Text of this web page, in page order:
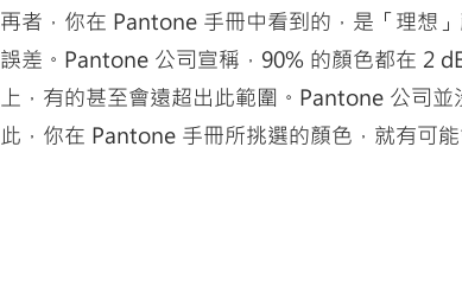
再者，你在 Pantone 手冊中看到的，是「理想
誤差。Pantone 公司宣稱，90% 的顏色都在 2
上，有的甚至會遠超出此範圍。Pantone 公司
此，你在 Pantone 手冊所挑選的顏色，就有可